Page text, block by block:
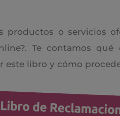
productos o servicios
Te contamos qué
este libro y cómo